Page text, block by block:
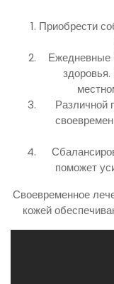
Приобрести
Ежедневные
Различной
поможет
Своевременное
кожей